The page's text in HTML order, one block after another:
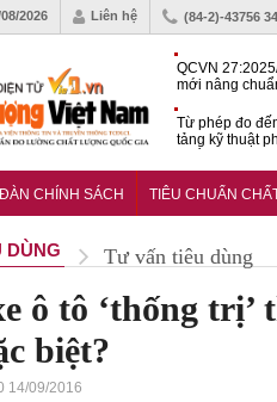
2026 Liên hệ (84-2)-43756
QCVN
mới nâng
Từ phép đo
tảng kỹ thuật
của quy hoạch
CHÍNH SÁCH TIÊU CHUẨN
DÙNG Tư vấn tiêu dùng
ô tô ‘thống
biệt?
14/09/2016